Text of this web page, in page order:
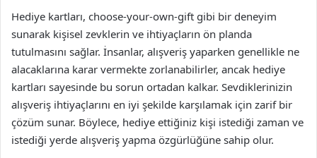
Hediye kartları, choose-your-own-gift gibi bir deneyim
sunarak kişisel zevklerin ve ihtiyaçların ön planda
tutulmasını sağlar. İnsanlar, alışveriş yaparken genellikle ne
alacaklarına karar vermekte zorlanabilirler, ancak hediye
kartları sayesinde bu sorun ortadan kalkar. Sevdiklerinizin
alışveriş ihtiyaçlarını en iyi şekilde karşılamak için zarif bir
çözüm sunar. Böylece, hediye ettiğiniz kişi istediği zaman ve
istediği yerde alışveriş yapma özgürlüğüne sahip olur.